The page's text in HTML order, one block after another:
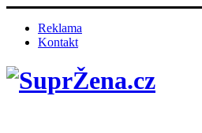
Reklama
Kontakt